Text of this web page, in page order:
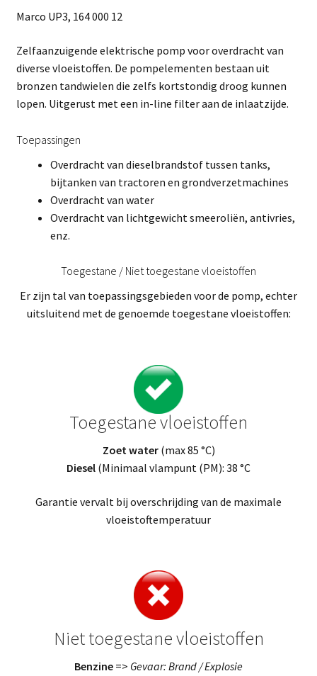
Marco UP3, 164 000 12
Zelfaanzuigende elektrische pomp voor overdracht van
diverse vloeistoffen. De pompelementen bestaan uit
bronzen tandwielen die zelfs kortstondig droog kunnen
lopen. Uitgerust met een in-line filter aan de inlaatzijde.
Toepassingen
Overdracht van dieselbrandstof tussen tanks,
bijtanken van tractoren en grondverzetmachines
Overdracht van water
Overdracht van lichtgewicht smeeroliën, antivries,
enz.
Toegestane / Niet toegestane vloeistoffen
Er zijn tal van toepassingsgebieden voor de pomp, echter
uitsluitend met de genoemde toegestane vloeistoffen:
Toegestane vloeistoffen
Zoet water (max 85 °C)
Diesel (Minimaal vlampunt (PM): 38 °C
Garantie vervalt bij overschrijding van de maximale
vloeistoftemperatuur
Niet toegestane vloeistoffen
Benzine => Gevaar: Brand / Explosie